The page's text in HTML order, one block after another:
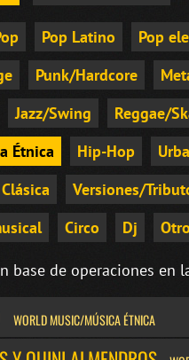
Pop Latino Pop
Punk/Hardcore
Jazz/Swing Reggae/
Étnica
Hip-Hop
Clásica Versiones/
Circo Dj
base de operaciones en
WORLD MUSIC/MÚSICA ÉTNICA